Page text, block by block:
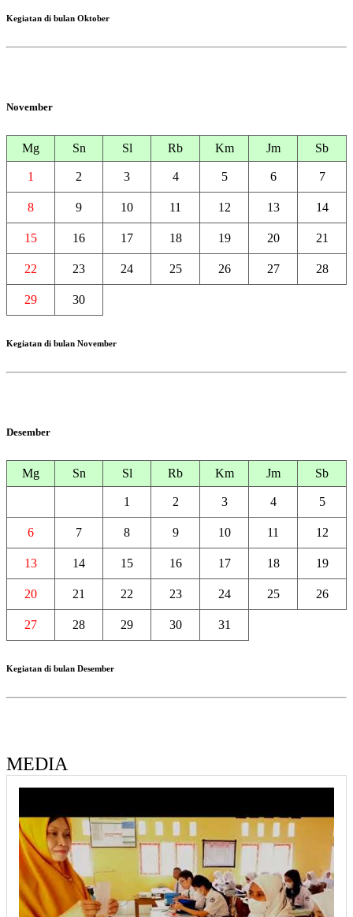
Kegiatan di bulan Oktober
November
Mg Sn Sl Rb Km Jm Sb
1 2 3 4 5 6 7
8 9 10 11 12 13 14
15 16 17 18 19 20 21
22 23 24 25 26 27 28
29 30
Kegiatan di bulan November
Desember
Mg Sn Sl Rb Km Jm Sb
1 2 3 4 5
6 7 8 9 10 11 12
13 14 15 16 17 18 19
20 21 22 23 24 25 26
27 28 29 30 31
Kegiatan di bulan Desember
MEDIA